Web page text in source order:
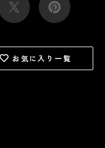
お気に入り一覧